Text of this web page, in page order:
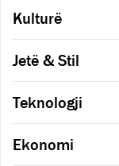
Kulturë
Jetë & Stil
Teknologji
Ekonomi